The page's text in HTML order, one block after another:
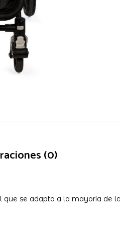
(0)
se adapta a la mayoría de